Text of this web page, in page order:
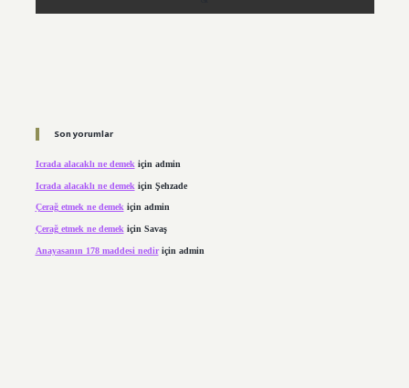
Son yorumlar
Icrada alacaklı ne demek için admin
Icrada alacaklı ne demek için Şehzade
Çerağ etmek ne demekiçin admin
Çerağ etmek ne demek için Savaş
Anayasanın 178 maddesi nediriçin admin